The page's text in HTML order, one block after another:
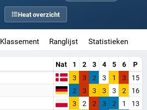
Heat overzicht
Klassement Ranglijst Statistieken
Nat 1 2 3 4 5 6
P
3 3 2 3 1 3
15
2 3 3 3 3 2
16
3 2 2 3 2 1
13